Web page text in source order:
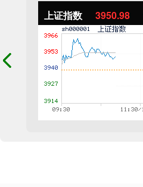
上证指数 3950.98